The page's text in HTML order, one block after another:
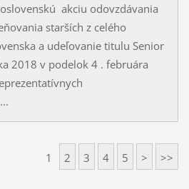
akciu odovzdávania
starších z celého
a udeľovanie titulu Senior
2018 v podelok 4 . februára
1 2 3 4 5 > >>